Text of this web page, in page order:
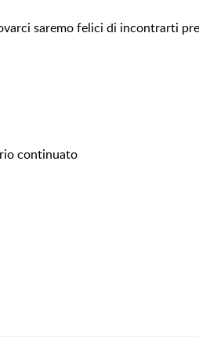
saremo felici di incontrarti
continuato